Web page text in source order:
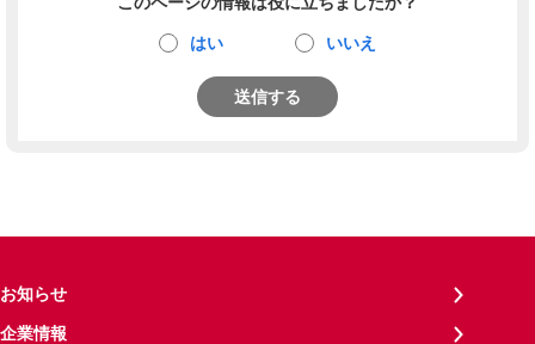
はい いいえ
送信する
お知らせ
企業情報